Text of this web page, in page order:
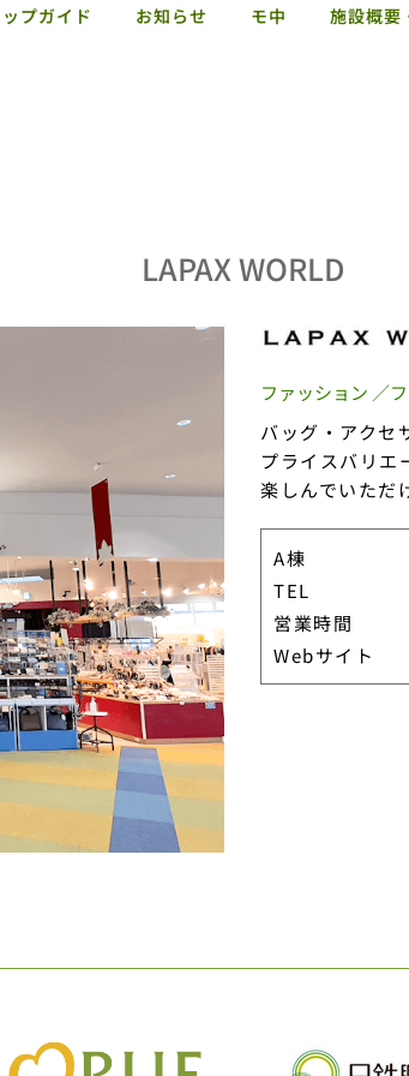
プガイド お知らせ モ中 施設概要
LAPAX WORLD
ファッション ／
バッグ・アクセ
プライスバリエ
楽しんでいただ
A棟
TEL
営業時間
Webサイト